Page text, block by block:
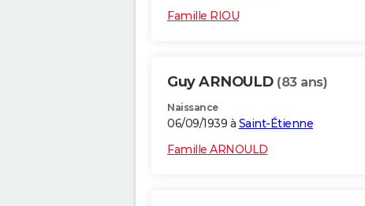
Famille RIOU
Guy ARNOULD (83 ans)
Naissance
06/09/1939 à Saint-Étienne
Famille ARNOULD